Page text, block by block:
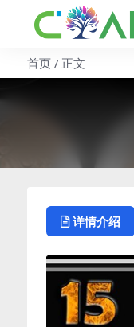
首页 正文
详情介绍